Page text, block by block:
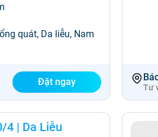
quát, Da liễu, Nam
Đặt ngay Tư
4 | Da Liễu